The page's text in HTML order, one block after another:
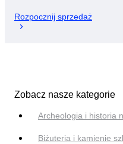
Rozpocznij sprzedaż
Zobacz nasze kategorie
Archeologia i historia
Biżuteria i kamienie